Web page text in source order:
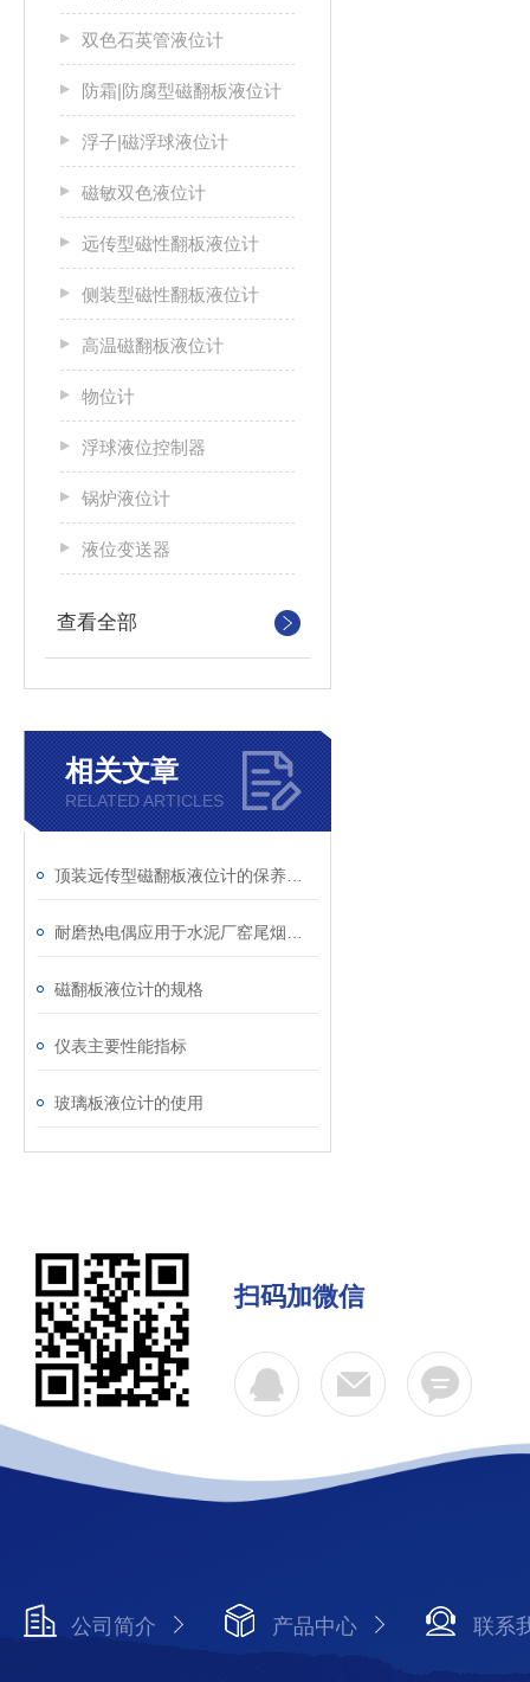
双色石英管液位计
防霜|防腐型磁翻板液位计
浮子|磁浮球液位计
磁敏双色液位计
远传型磁性翻板液位计
侧装型磁性翻板液位计
高温磁翻板液位计
物位计
浮球液位控制器
锅炉液位计
液位变送器
查看全部
相关文章
RELATED ARTICLES
磁翻板液位计的规格
仪表主要性能指标
玻璃板液位计的使用
扫码加微信
公司简介 产品中心 联系